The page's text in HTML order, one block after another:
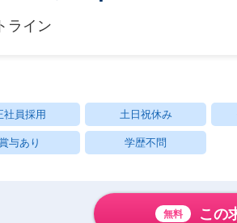
ライン
社員採用 土日祝休み
与あり 学歴不問
無料 この